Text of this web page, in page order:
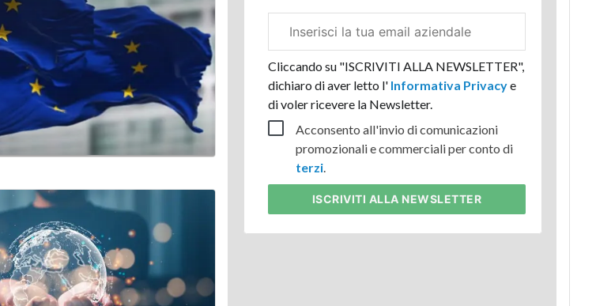
aziendale
Cliccando su "ISCRIVITI ALLA NEWSLETTER",
dichiaro di aver letto l'Informativa Privacye
di voler ricevere la Newsletter.
Acconsento all'invio di comunicazioni
promozionali e commerciali per conto di
terzi.
ISCRIVITI ALLA NEWSLETTER